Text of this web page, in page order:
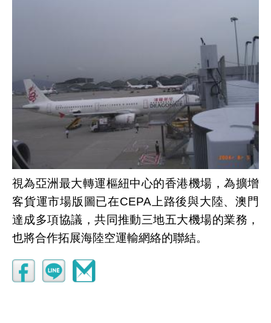
視為亞洲最大轉運樞紐中心的香港機場，為擴增
客貨運市場版圖已在CEPA上路後與大陸、澳門
達成多項協議，共同推動三地五大機場的業務，
也將合作拓展海陸空運輸網絡的聯結。